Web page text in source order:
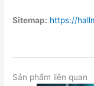
Sitemap: https://
Sản phẩm liên quan